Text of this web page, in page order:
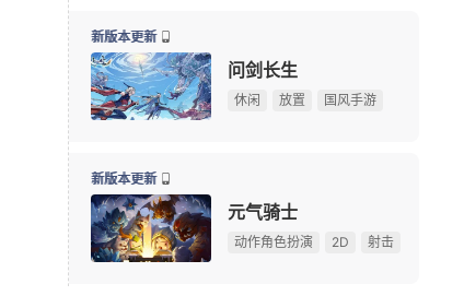
游戏早报：外媒盛赞《抵抗者》 冒险岛怀旧服国际服
俄罗斯大雷美女cos《巫师3》叶奈法！波涛汹涌大方
【测试资格活动】前20人必得《天堂：血统》首测资格
游戏早报：九阴新作细节曝光，粉丝自制魔兽即将上线
75岁初代“神奇女侠”晒沐浴照 网友感叹颜值冻龄
多图预警！CJ咪咕游戏展台高颜值游戏角色全捕捉
《永恒之塔2》现场COS精彩回顾，哪一位Cos角色最
新版本更新
问剑长生
休闲 放置 国风手游
新版本更新
元气骑士
动作角色扮演 2D 射击